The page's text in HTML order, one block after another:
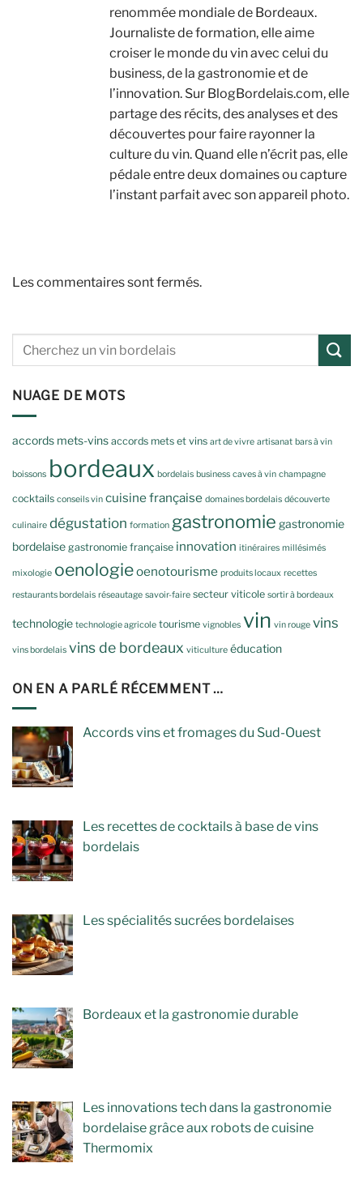
renommée mondiale de Bordeaux.
Journaliste de formation, elle aime
croiser le monde du vin avec celui du
business, de la gastronomie et de
l’innovation. Sur BlogBordelais.com, elle
partage des récits, des analyses et des
découvertes pour faire rayonner la
culture du vin. Quand elle n’écrit pas, elle
pédale entre deux domaines ou capture
l’instant parfait avec son appareil photo.
Les commentaires sont fermés.
NUAGE DE MOTS
accords mets-vins accords mets et vins art de vivre artisanat bars à vin
boissons bordeaux bordelais business caves à vin champagne
cocktails conseils vin cuisine française domaines bordelais découverte
culinaire dégustation formation gastronomie gastronomie
bordelaise gastronomie française innovation itinéraires millésimés
mixologie oenologieoenotourisme produits locaux recettes
restaurants bordelais réseautage savoir-faire secteur viticole sortir à bordeaux
technologie technologie agricole tourisme vignobles vin vin rouge vins
vins bordelais vins de bordeaux viticulture éducation
ON EN A PARLÉ RÉCEMMENT …
Accords vins et fromages du Sud-Ouest
Les recettes de cocktails à base de vins
bordelais
Les spécialités sucrées bordelaises
Bordeaux et la gastronomie durable
Les innovations tech dans la gastronomie
bordelaise grâce aux robots de cuisine
Thermomix